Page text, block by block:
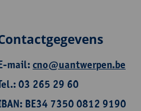
mail:cno@uantwerpen.be
03 265 29 60
BE34 7350 0812 9190